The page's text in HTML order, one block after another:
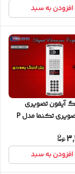
افزودن به سبد
آیفون تصویری
دربازکن تصویری تکنما مدل P
افزودن به سبد